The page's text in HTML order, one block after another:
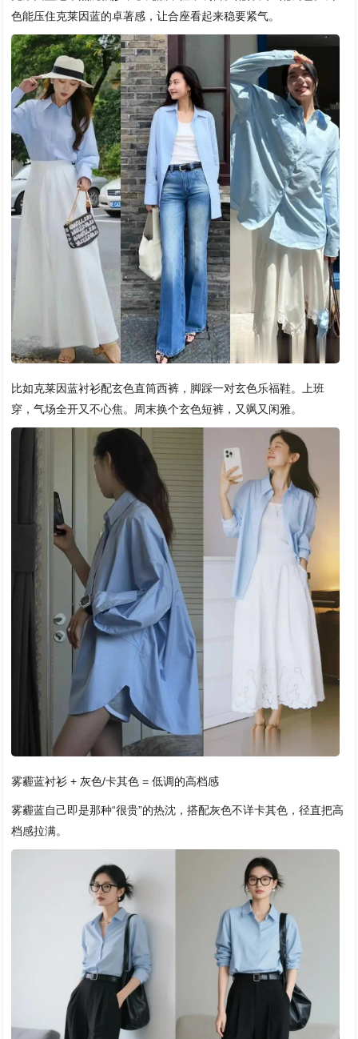
色能压住克莱因蓝的卓著感，让合座看起来稳要紧气。
比如克莱因蓝衬衫配玄色直筒西裤，脚踩一对玄色乐福鞋。上班
穿，气场全开又不心焦。周末换个玄色短裤，又飒又闲雅。
雾霾蓝衬衫 + 灰色/卡其色 = 低调的高档感
雾霾蓝自己即是那种“很贵”的热沈，搭配灰色不详卡其色，径直把高
档感拉满。